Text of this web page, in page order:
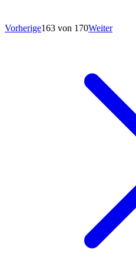
Vorherige163 von 170Weiter